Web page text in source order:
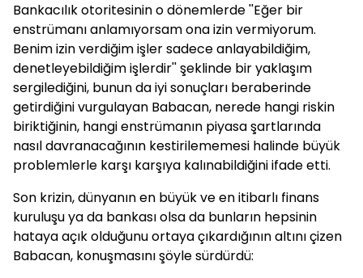
Bankacılık otoritesinin o dönemlerde ''Eğer bir
enstrümanı anlamıyorsam ona izin vermiyorum.
Benim izin verdiğim işler sadece anlayabildiğim,
denetleyebildiğim işlerdir'' şeklinde bir yaklaşım
sergilediğini, bunun da iyi sonuçları beraberinde
getirdiğini vurgulayan Babacan, nerede hangi riskin
biriktiğinin, hangi enstrümanın piyasa şartlarında
nasıl davranacağının kestirilememesi halinde büyük
problemlerle karşı karşıya kalınabildiğini ifade etti.
Son krizin, dünyanın en büyük ve en itibarlı finans
kuruluşu ya da bankası olsa da bunların hepsinin
hataya açık olduğunu ortaya çıkardığının altını çizen
Babacan, konuşmasını şöyle sürdürdü: